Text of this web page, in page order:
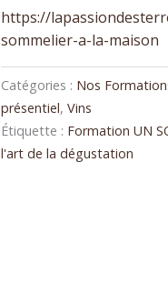
https://
sommelier-a-la-maison
Catégories : Nos
présentiel, Vins
Étiquette : Formation UN
l'art de la dégustation